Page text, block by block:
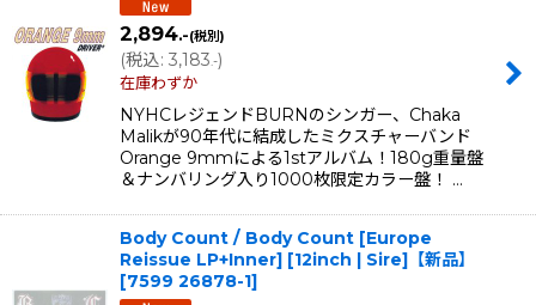
2,894.-(税別)
(税込: 3,183.-)
在庫わずか
NYHCレジェンドBURNのシンガー、Chaka
Malikが90年代に結成したミクスチャーバンド
Orange 9mmによる1stアルバム！180g重量盤
＆ナンバリング入り1000枚限定カラー盤！ …
Body Count / Body Count [Europe
Reissue LP+Inner] [12inch | Sire]【新品】
[7599 26878-1]